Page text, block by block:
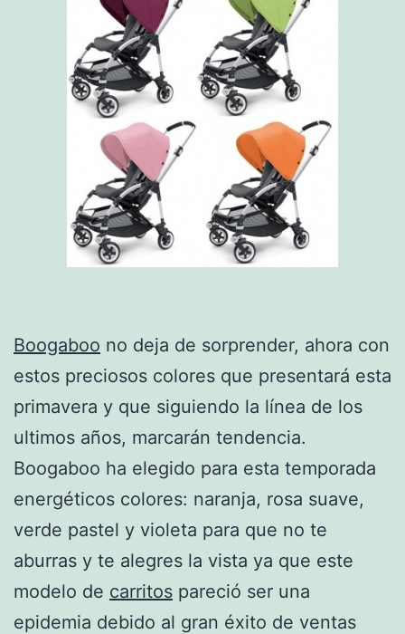
Boogaboo no deja de sorprender, ahora con
estos preciosos colores que presentará esta
primavera y que siguiendo la línea de los
ultimos años, marcarán tendencia.
Boogaboo ha elegido para esta temporada
energéticos colores: naranja, rosa suave,
verde pastel y violeta para que no te
aburras y te alegres la vista ya que este
modelo de carritos pareció ser una
epidemia debido al gran éxito de ventas